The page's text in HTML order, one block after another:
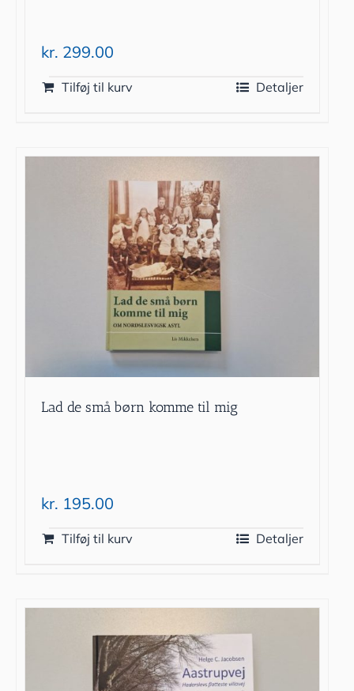
kr. 299.00
Tilføj til kurv Detaljer
Lad de små børn komme til mig
kr. 195.00
Tilføj til kurv Detaljer